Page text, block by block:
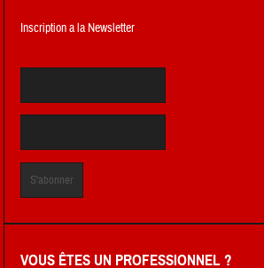
Inscription a la Newsletter
VOUS ÊTES UN PROFESSIONNEL ?